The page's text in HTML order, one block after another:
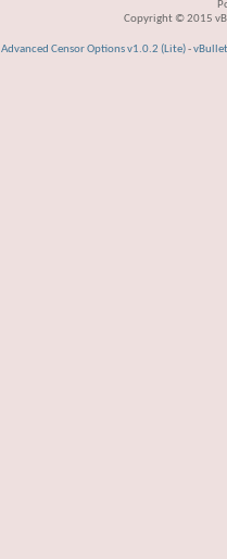
Copyright © 2015
Advanced Censor Options v1.0.2 (Lite)-